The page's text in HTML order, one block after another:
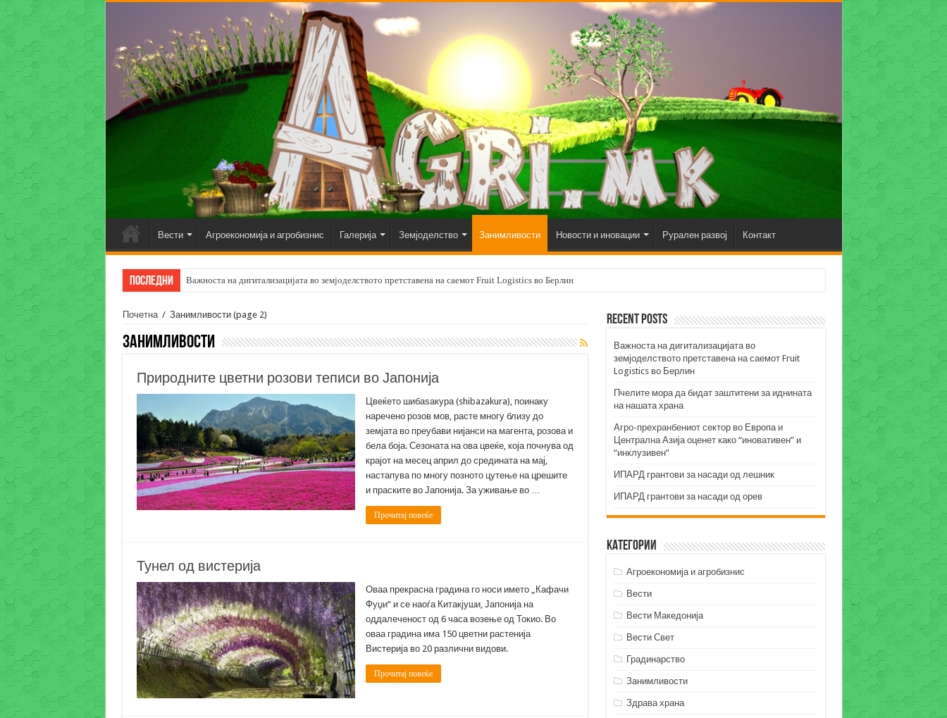
Вести Агроекономија и агробизнис Галерија Земјоделство Занимливости Новости и иновации Рурален развој Контакт
Последни Важноста на дигитализацијата во земјоделството претставена на саемот Fruit Logistics во Берлин
Почетна / Занимливости(page 2)
Занимливости
Природните цветни розови теписи во Јапонија
Цвеќето шибаѕакура (shibazakura), поинаку
наречено розов мов, расте многу близу до
земјата во преубави нијанси на магента, розова и
бела боја. Сезоната на ова цвеќе, која почнува од
крајот на месец април до средината на мај,
настапува по многу позното цутење на црешите
и праските во Јапонија. За уживање во …
Прочитај повеќе
Тунел од вистерија
Оваа прекрасна градина го носи името „Кафачи
Фуџи“ и се наоѓа Китакјуши, Јапонија на
оддалеченост од 6 часа возење од Токио. Во
оваа градина има 150 цветни растенија
Вистерија во 20 различни видови.
Прочитај повеќе
Recent Posts
Важноста на дигитализацијата во
земјоделството претставена на саемот Fruit
Logistics во Берлин
Пчелите мора да бидат заштитени за иднината
на нашата храна
Агро-прехранбениот сектор во Европа и
Централна Азија оценет како “иновативен” и
“инклузивен”
ИПАРД грантови за насади од лешник
ИПАРД грантови за насади од орев
Категории
Агроекономија и агробизнис
Вести
Вести Македонија
Вести Свет
Градинарство
Занимливости
Здрава храна